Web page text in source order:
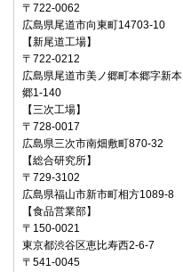
〒722‐0062
広島県尾道市向東町14703-10
【新尾道工場】
〒722‐0212
広島県尾道市美ノ郷町本郷字新本
郷1-140
【三次工場】
〒728-0017
広島県三次市南畑敷町870-32
【総合研究所】
〒729-3102
広島県福山市新市町相方1089-8
【食品営業部】
〒150‐0021
東京都渋谷区恵比寿西2-6-7
〒541‐0045